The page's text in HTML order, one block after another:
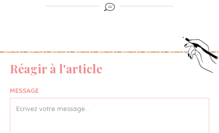
Réagir à l'article
MESSAGE